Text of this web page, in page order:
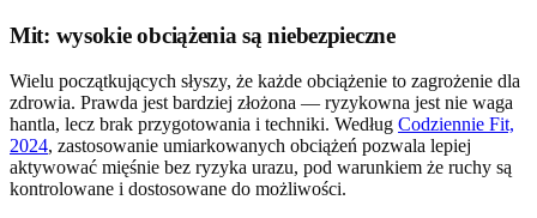
Mit: wysokie obciążenia są niebezpieczne
Wielu początkujących słyszy, że każde obciążenie to zagrożenie dla
zdrowia. Prawda jest bardziej złożona — ryzykowna jest nie waga
hantla, lecz brak przygotowania i techniki. Według Codziennie Fit,
2024, zastosowanie umiarkowanych obciążeń pozwala lepiej
aktywować mięśnie bez ryzyka urazu, pod warunkiem że ruchy są
kontrolowane i dostosowane do możliwości.